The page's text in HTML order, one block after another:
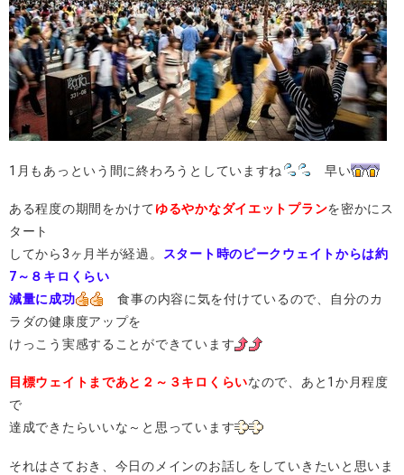
1月もあっという間に終わろうとしていますね 早い
ある程度の期間をかけてゆるやかなダイエットプランを密かにス
タート
してから3ヶ月半が経過。 スタート時のピークウェイトからは約
7～８キロくらい
減量に成功
食事の内容に気を付けているので、自分のカ
ラダの健康度アップを
けっこう実感することができています
目標ウェイトまであと２～３キロくらいなので、あと1か月程度
で
達成できたらいいな～と思っています
それはさておき、今日のメインのお話しをしていきたいと思いま